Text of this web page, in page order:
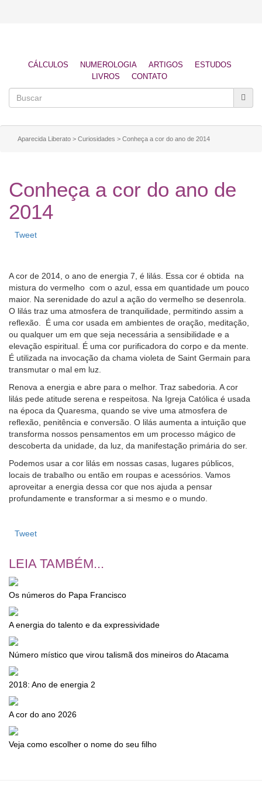
CÁLCULOS NUMEROLOGIA ARTIGOS
ESTUDOS
LIVROS
CONTATO
Aparecida Liberato > Curiosidades > Conheça a cor do ano de 2014
Conheça a cor do ano de
2014
Tweet
A cor de 2014, o ano de energia 7, é lilás. Essa cor é obtida na
mistura do vermelho com o azul, essa em quantidade um pouco
maior. Na serenidade do azul a ação do vermelho se desenrola.
O lilás traz uma atmosfera de tranquilidade, permitindo assim a
reflexão. É uma cor usada em ambientes de oração, meditação,
ou qualquer um em que seja necessária a sensibilidade e a
elevação espiritual. É uma cor purificadora do corpo e da mente.
É utilizada na invocação da chama violeta de Saint Germain para
transmutar o mal em luz.
Renova a energia e abre para o melhor. Traz sabedoria. A cor
lilás pede atitude serena e respeitosa. Na Igreja Católica é usada
na época da Quaresma, quando se vive uma atmosfera de
reflexão, penitência e conversão. O lilás aumenta a intuição que
transforma nossos pensamentos em um processo mágico de
descoberta da unidade, da luz, da manifestação primária do ser.
Podemos usar a cor lilás em nossas casas, lugares públicos,
locais de trabalho ou então em roupas e acessórios. Vamos
aproveitar a energia dessa cor que nos ajuda a pensar
profundamente e transformar a si mesmo e o mundo.
Tweet
LEIA TAMBÉM...
Os números do Papa Francisco
A energia do talento e da expressividade
Número místico que virou talismã dos mineiros do Atacama
2018: Ano de energia 2
A cor do ano 2026
Veja como escolher o nome do seu filho